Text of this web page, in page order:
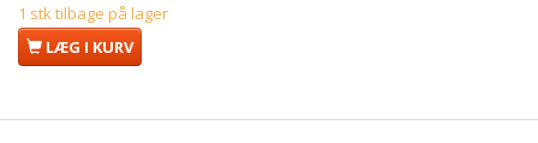
1 stk tilbage på lager
LÆG I KURV